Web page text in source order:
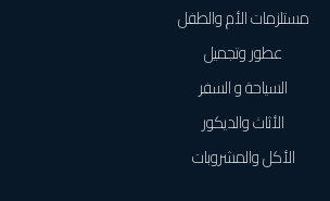
مستلزمات الأم والطفل
عطور وتجميل
السياحة و السفر
الأثاث والديكور
الأكل والمشروبات